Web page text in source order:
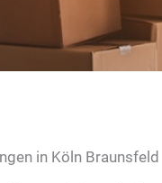
in Köln Braunsfeld